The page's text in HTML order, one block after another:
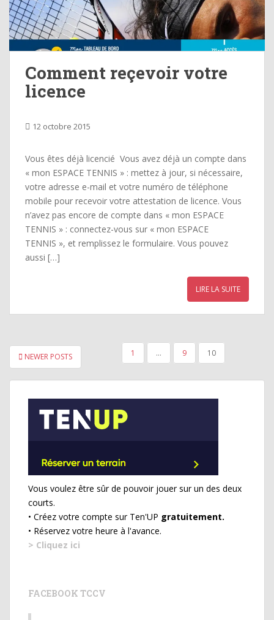
Comment reçevoir votre
licence
12 octobre 2015
Vous êtes déjà licencié Vous avez déjà un compte dans
« mon ESPACE TENNIS » : mettez à jour, si nécessaire,
votre adresse e-mail et votre numéro de téléphone
mobile pour recevoir votre attestation de licence. Vous
n’avez pas encore de compte dans « mon ESPACE
TENNIS » : connectez-vous sur « mon ESPACE
TENNIS », et remplissez le formulaire. Vous pouvez
aussi […]
LIRE LA SUITE
PAGINATION
DES
PUBLICATIONS
NEWER POSTS 1 … 9 10
Vous voulez être sûr de pouvoir jouer sur un des deux
courts.
• Créez votre compte sur Ten'UP gratuitement.
• Réservez votre heure à l'avance.
> Cliquez ici
FACEBOOK TCCV